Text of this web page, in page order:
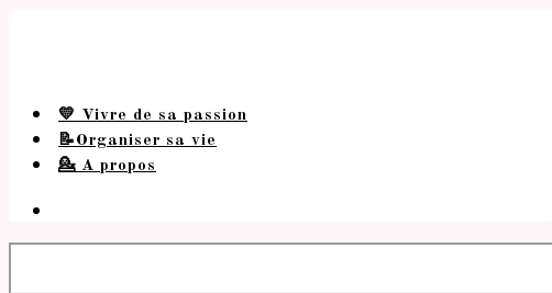
💛 Vivre de sa passion
📝Organiser sa vie
💁 A propos